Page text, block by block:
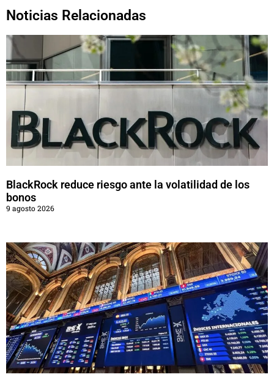
Noticias Relacionadas
BlackRock reduce riesgo ante la volatilidad de los
bonos
9 agosto 2026